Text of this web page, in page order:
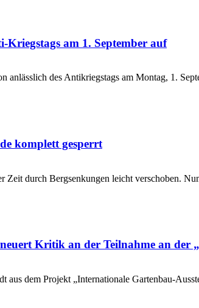
am 1. September auf
des Antikriegstags am Montag, 1.
komplett gesperrt
durch Bergsenkungen leicht verschoben.
Kritik an der Teilnahme an der
dem Projekt „Internationale Gartenbau-